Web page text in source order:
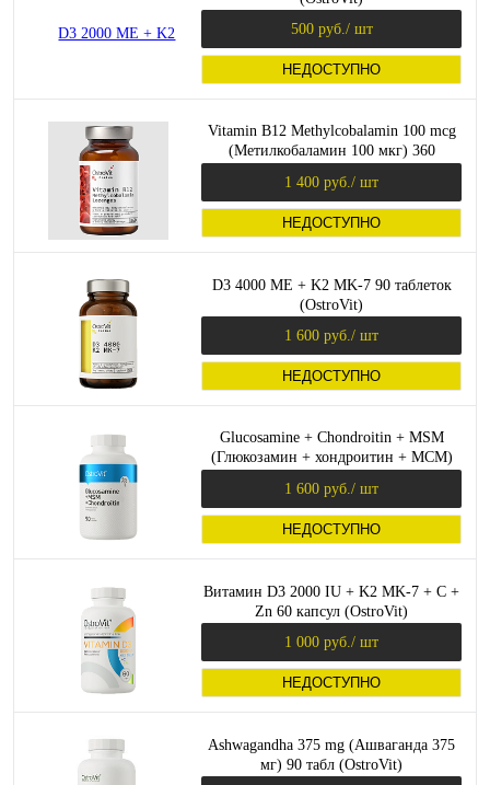
500 руб. / шт
НЕДОСТУПНО
Vitamin B12 Methylcobalamin 100 mcg
(Метилкобаламин 100 мкг) 360
1 400 руб. / шт
НЕДОСТУПНО
D3 4000 МЕ + K2 MK-7 90 таблеток
(OstroVit)
1 600 руб. / шт
НЕДОСТУПНО
Glucosamine + Chondroitin + MSM
(Глюкозамин + хондроитин + МСМ)
1 600 руб. / шт
НЕДОСТУПНО
Витамин D3 2000 IU + K2 MK-7 + C +
Zn 60 капсул (OstroVit)
1 000 руб. / шт
НЕДОСТУПНО
Ashwagandha 375 mg (Ашваганда 375
мг) 90 табл (OstroVit)